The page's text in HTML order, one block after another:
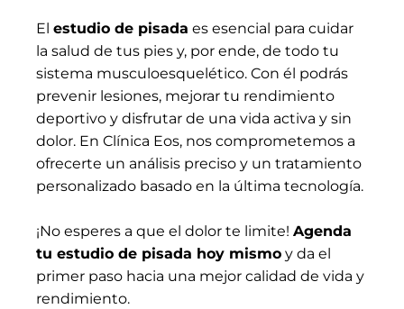
El estudio de pisada es esencial para cuidar
la salud de tus pies y, por ende, de todo tu
sistema musculoesquelético. Con él podrás
prevenir lesiones, mejorar tu rendimiento
deportivo y disfrutar de una vida activa y sin
dolor. En Clínica Eos, nos comprometemos a
ofrecerte un análisis preciso y un tratamiento
personalizado basado en la última tecnología.
¡No esperes a que el dolor te limite! Agenda
tu estudio de pisada hoy mismo y da el
primer paso hacia una mejor calidad de vida y
rendimiento.